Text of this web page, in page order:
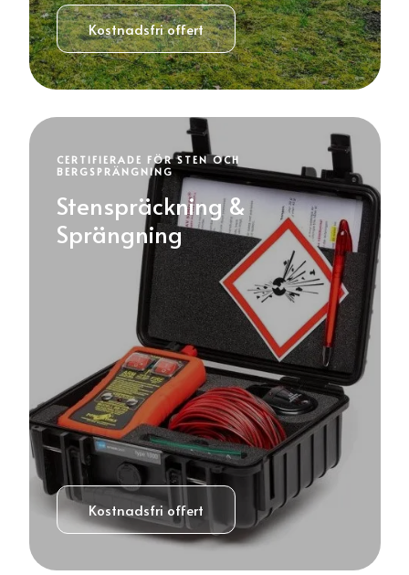
Kostnadsfri offert
CERTIFIERADE FÖR STEN OCH
BERGSPRÄNGNING
Stenspräckning &
Sprängning
Kostnadsfri offert